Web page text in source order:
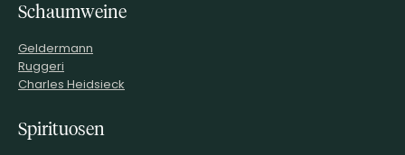
Schaumweine
Geldermann
Ruggeri
Charles Heidsieck
Spirituosen